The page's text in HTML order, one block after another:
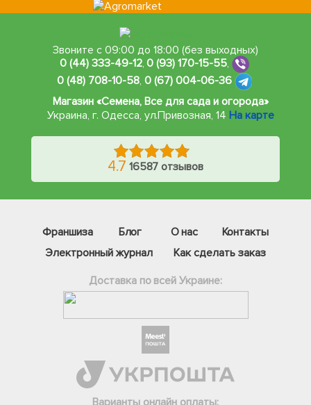
Звоните с 09:00 до 18:00 (без выходных)
0 (44) 333-49-12,0 (93) 170-15-55,
0 (48) 708-10-58, 0 (67) 004-06-36
Магазин «Семена, Все для сада и огорода»
Украина, г. Одесса, ул.Привозная, 14 На карте
4.7 16587 отзывов
Франшиза Блог О нас
Контакты
Электронный журнал
Как сделать заказ
Доставка по всей Украине:
Телеграм